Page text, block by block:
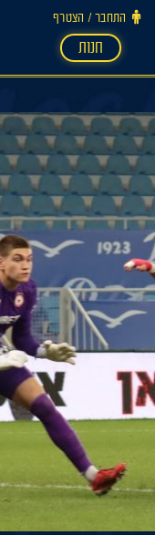
התחבר ‪/‬ הצטרף
חנות